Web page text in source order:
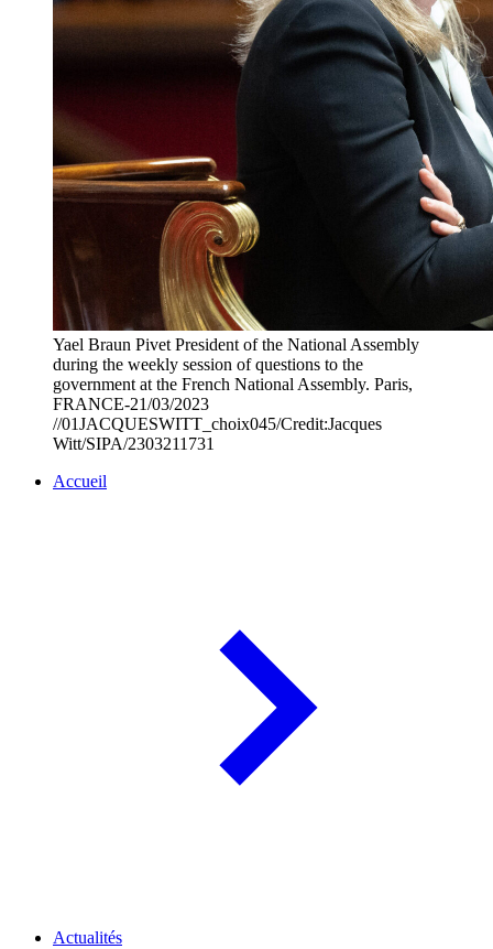
Yael Braun Pivet President of the National Assembly
during the weekly session of questions to the
government at the French National Assembly. Paris,
FRANCE-21/03/2023
//01JACQUESWITT_choix045/Credit:Jacques
Witt/SIPA/2303211731
Accueil
Actualités